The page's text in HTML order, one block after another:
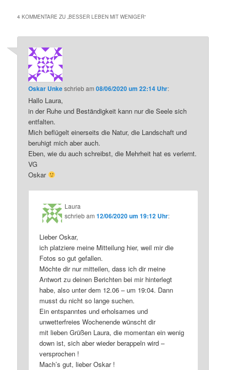
4 KOMMENTARE ZU „BESSER LEBEN MIT WENIGER“
Oskar Unkeschriebam08/06/2020 um 22:14 Uhr:
Hallo Laura,
in der Ruhe und Beständigkeit kann nur die Seele sich
entfalten.
Mich beflügelt einerseits die Natur, die Landschaft und
beruhigt mich aber auch.
Eben, wie du auch schreibst, die Mehrheit hat es verlernt.
VG
Oskar
Laura
schriebam12/06/2020 um 19:12 Uhr:
Lieber Oskar,
ich platziere meine Mitteilung hier, weil mir die
Fotos so gut gefallen.
Möchte dir nur mitteilen, dass ich dir meine
Antwort zu deinen Berichten bei mir hinterlegt
habe, also unter dem 12.06 – um 19:04. Dann
musst du nicht so lange suchen.
Ein entspanntes und erholsames und
unwetterfreies Wochenende wünscht dir
mit lieben Grüßen Laura, die momentan ein wenig
down ist, sich aber wieder berappeln wird –
versprochen !
Mach’s gut, lieber Oskar !